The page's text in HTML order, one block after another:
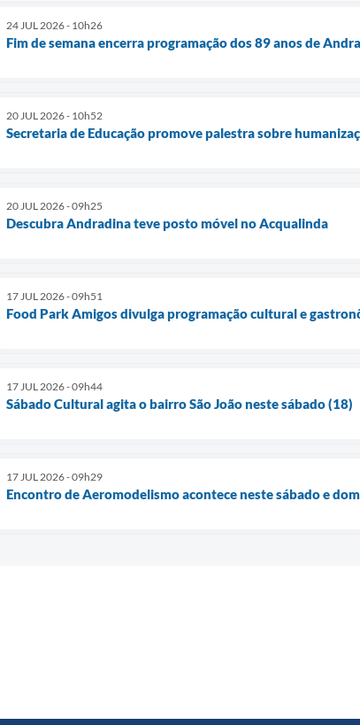
24 JUL 2026 - 10h26
Fim de semana encerra programação dos 89 anos de
20 JUL 2026 - 10h52
Secretaria de Educação promove palestra sobre
20 JUL 2026 - 09h25
Descubra Andradina teve posto móvel no Acqualinda
17 JUL 2026 - 09h51
Food Park Amigos divulga programação cultural e
17 JUL 2026 - 09h44
Sábado Cultural agita o bairro São João neste sábado (18)
17 JUL 2026 - 09h29
Encontro de Aeromodelismo acontece neste sábado e